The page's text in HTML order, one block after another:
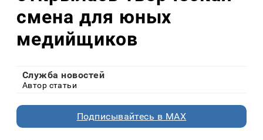
смена для юных
медийщиков
Служба новостей
Автор статьи
Подписывайтесь в MAX